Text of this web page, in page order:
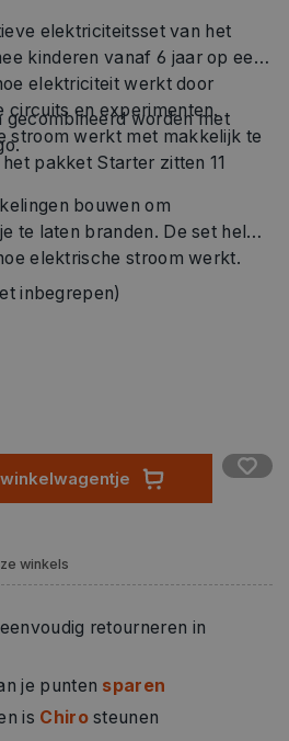
elektriciteitsset van het
kinderen vanaf 6 jaar op een
elektriciteit werkt door
circuits en experimenten.
stroom werkt met makkelijk te
pakket Starter zitten 11
gecombineerd worden met
bouwen om
te laten branden. De set helpt
elektrische stroom werkt.
inbegrepen)
winkels
retourneren in
je punten sparen
is Chirosteunen